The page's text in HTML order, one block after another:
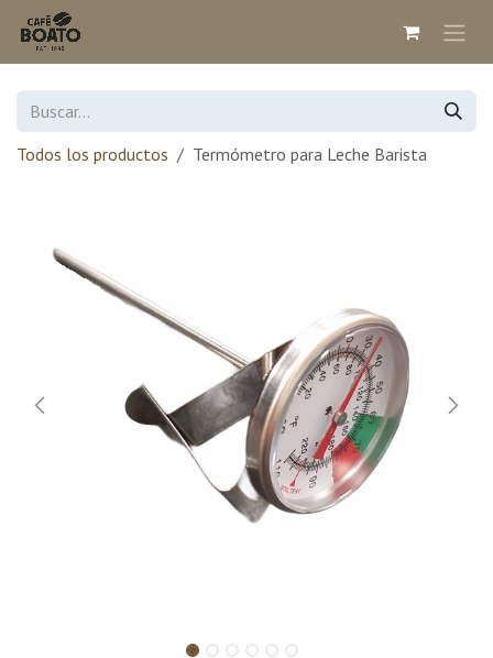
Ir al contenido
Todos los productos Termómetro para Leche Barista